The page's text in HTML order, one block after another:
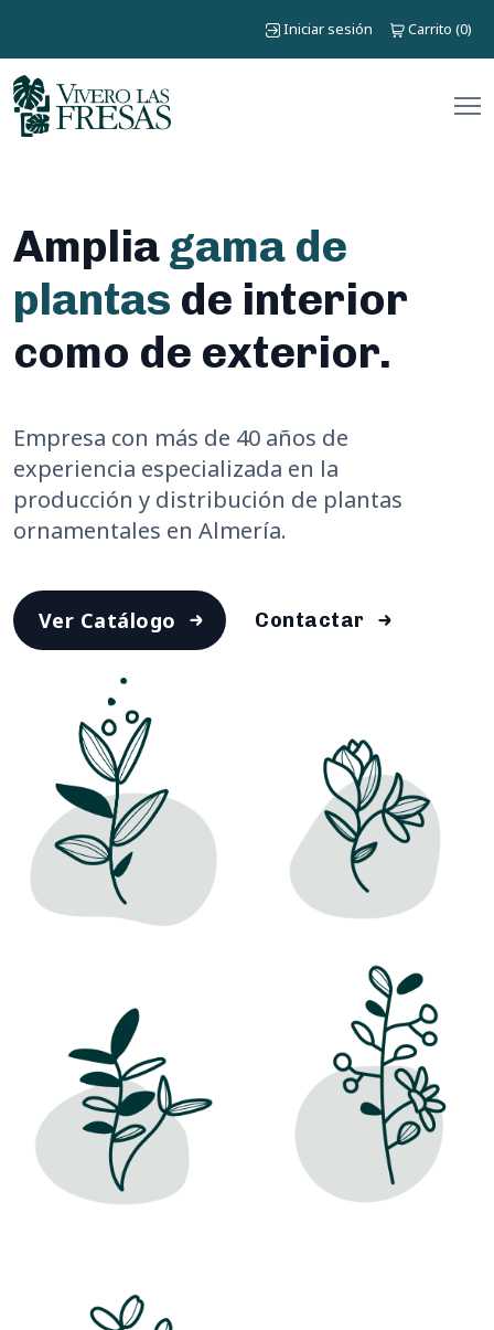
Iniciar sesión Carrito (0)
Amplia gama de
plantas de interior
como de exterior.
Empresa con más de 40 años de
experiencia especializada en la
producción y distribución de plantas
ornamentales en Almería.
Ver Catálogo Contactar